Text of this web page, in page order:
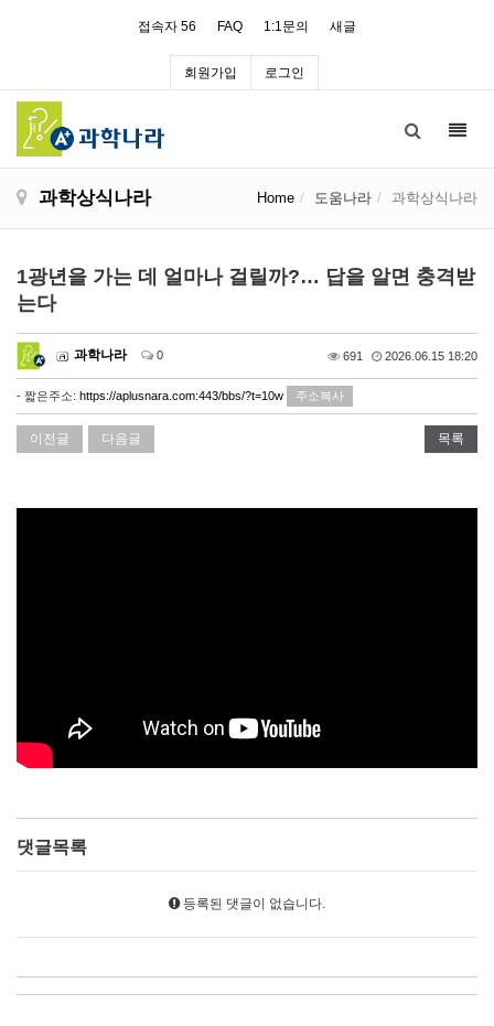
접속자 56 FAQ 1:1문의 새글
회원가입 로그인
과학상식나라 Home 도움나라 과학상식나라
1광년을 가는 데 얼마나 걸릴까?… 답을 알면 충격받
는다
과학나라 0 691 2026.06.15 18:20
- 짧은주소: https://aplusnara.com:443/bbs/?t=10w 주소복사
이전글 다음글 목록
댓글목록
등록된 댓글이 없습니다.